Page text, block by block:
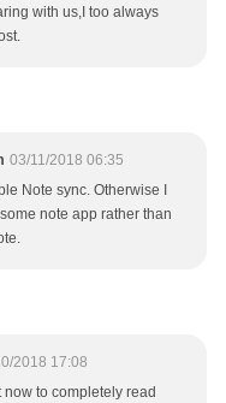
with us,I too always
03/11/2018 06:35
Note sync. Otherwise I
note app rather than
2018 17:08
now to completely read